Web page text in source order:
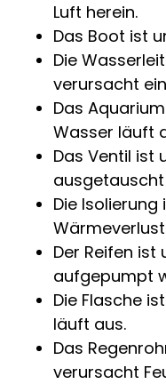
Luft herein.
Das Boot ist
Die
verursacht
Das
Wasser läuft
Das Ventil ist
Die
Der Reifen
aufgepumpt
Die Flasche
läuft aus.
Das
verursacht